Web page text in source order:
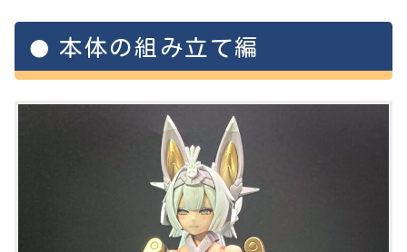
本体の組み立て編